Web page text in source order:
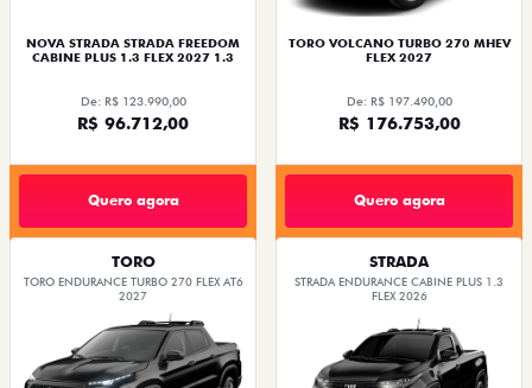
NOVA STRADA STRADA FREEDOM
CABINE PLUS 1.3 FLEX 2027 1.3
De: R$ 123.990,00
R$ 96.712,00
Quero agora
TORO VOLCANO TURBO 270 MHEV
FLEX 2027
De: R$ 197.490,00
R$ 176.753,00
Quero agora
TORO
TORO ENDURANCE TURBO 270 FLEX AT6
2027
STRADA
STRADA ENDURANCE CABINE PLUS 1.3
FLEX 2026